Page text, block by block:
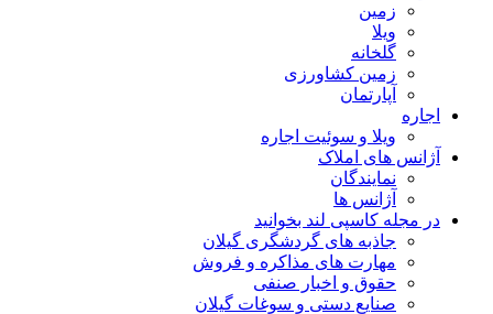
زمین
ویلا
گلخانه
زمین کشاورزی
آپارتمان
اجاره
ویلا و سوئیت اجاره
آژانس های املاک
نمایندگان
آژانس ها
در مجله کاسپی لند بخوانید
جاذبه های گردشگری گیلان
مهارت های مذاکره و فروش
حقوق و اخبار صنفی
صنایع دستی و سوغات گیلان